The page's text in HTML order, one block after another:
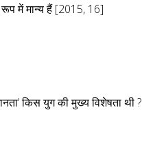
में मान्य हैं [2015, 16]
किस युग की मुख्य विशेषता थी ?